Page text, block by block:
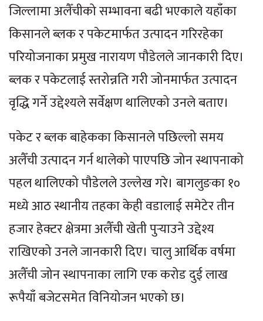
जिल्लामा अलैँचीको सम्भावना बढी भएकाले यहाँका
किसानले ब्लक र पकेटमार्फत उत्पादन गरिरहेका
परियोजनाका प्रमुख नारायण पौडेलले जानकारी दिए।
ब्लक र पकेटलाई स्तरोन्नति गरी जोनमार्फत उत्पादन
वृद्धि गर्ने उद्देश्यले सर्वेक्षण थालिएको उनले बताए।
पकेट र ब्लक बाहेकका किसानले पछिल्लो समय
अलैँची उत्पादन गर्न थालेको पाएपछि जोन स्थापनाको
पहल थालिएको पौडेलले उल्लेख गरे। बागलुङका १०
मध्ये आठ स्थानीय तहका केही वडालाई समेटेर तीन
हजार हेक्टर क्षेत्रमा अलैँची खेती पुर्‍याउने उद्देश्य
राखिएको उनले जानकारी दिए। चालु आर्थिक वर्षमा
अलैँची जोन स्थापनाका लागि एक करोड दुई लाख
रूपैयाँ बजेटसमेत विनियोजन भएको छ।